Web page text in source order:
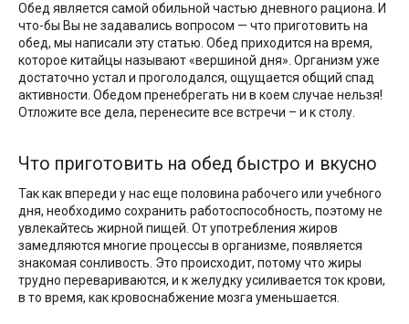
Обед является самой обильной частью дневного рациона. И
что-бы Вы не задавались вопросом — что приготовить на
обед, мы написали эту статью. Обед приходится на время,
которое китайцы называют «вершиной дня». Организм уже
достаточно устал и проголодался, ощущается общий спад
активности. Обедом пренебрегать ни в коем случае нельзя!
Отложите все дела, перенесите все встречи – и к столу.
Что приготовить на обед быстро и вкусно
Так как впереди у нас еще половина рабочего или учебного
дня, необходимо сохранить работоспособность, поэтому не
увлекайтесь жирной пищей. От употребления жиров
замедляются многие процессы в организме, появляется
знакомая сонливость. Это происходит, потому что жиры
трудно перевариваются, и к желудку усиливается ток крови,
в то время, как кровоснабжение мозга уменьшается.